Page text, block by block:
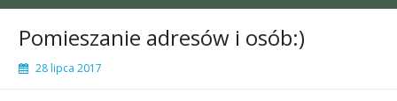
Pomieszanie adresów i osób:)
28 lipca 2017